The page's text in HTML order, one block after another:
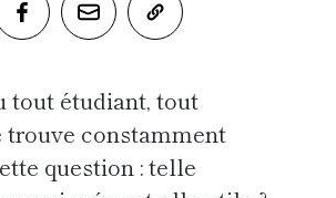
tout étudiant, tout
trouve constamment
question : telle